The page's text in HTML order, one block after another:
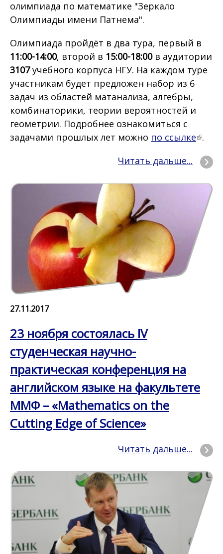
олимпиада по математике "Зеркало
Олимпиады имени Патнема".
Олимпиада пройдёт в два тура, первый в
11:00-14:00, второй в 15:00-18:00в аудитории
3107учебного корпуса НГУ. На каждом туре
участникам будет предложен набор из 6
задач из областей матанализа, алгебры,
комбинаторики, теории вероятностей и
геометрии. Подробнее ознакомиться с
задачами прошлых лет можно по ссылке .
Читать дальше...
27.11.2017
23 ноября состоялась IV
студенческая научно-
практическая конференция на
английском языке на факультете
ММФ – «Mathematics on the
Cutting Edge of Science»
Читать дальше...